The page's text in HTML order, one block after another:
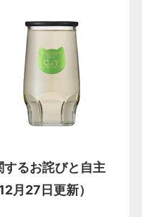
するお詫びと自主
月27日更新）